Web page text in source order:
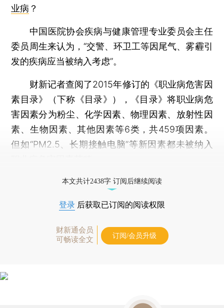
业病 ？
中国医院协会疾病与健康管理专业委员会主任
委员周生来认为，“交警、环卫工等因尾气、雾霾引
发的疾病应当被纳入考虑”。
财新记者查阅了2015年修订的《职业病危害因
素目录》（下称《目录》），《目录》将职业病危
害因素分为粉尘、化学因素、物理因素、放射性因
素、生物因素、其他因素等6类，共459项因素。
但如“PM2.5、长期接触电脑”等新因素都未被纳入
本文共计2438字 订阅后继续阅读
登录 后获取已订阅的阅读权限
财新通会员
可畅读全文
订阅/会员升级